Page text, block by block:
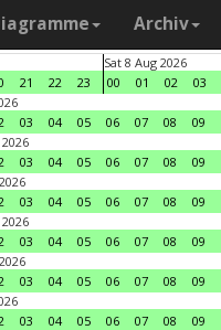
Archiv
21 22 23
Sat 8 Aug 2026
00
01 02 03
03 04 05 06 07 08 09
03 04 05 06 07 08 09
03 04 05 06 07 08 09
03 04 05 06 07 08 09
03 04 05 06 07 08 09
03 04 05 06 07 08 09